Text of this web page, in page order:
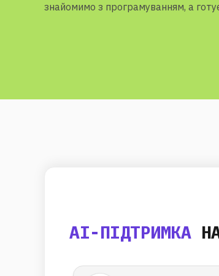
знайомимо з програмуванням, а
AI-ПІДТРИМКА